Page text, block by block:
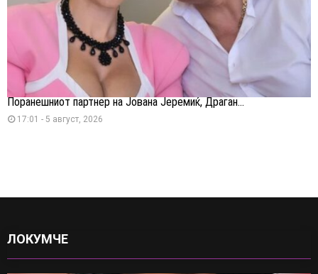
Поранешниот партнер на Јована Јеремиќ, Драган...
17:01 - 5 август, 2026
ЛОКУМЧЕ